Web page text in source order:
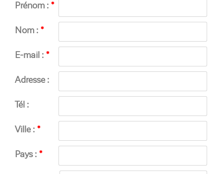
Prénom :
Nom :
E-mail :
Adresse :
Tél :
Ville :
Pays :